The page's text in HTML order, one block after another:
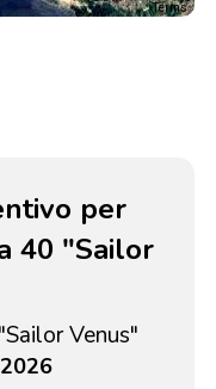
Terms
per
40 "Sailor
Venus"